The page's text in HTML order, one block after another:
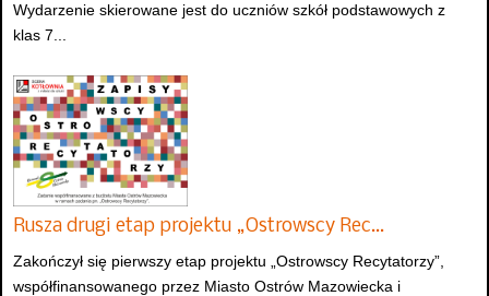
Wydarzenie skierowane jest do uczniów szkół podstawowych z
klas 7...
Rusza drugi etap projektu „Ostrowscy Rec…
Zakończył się pierwszy etap projektu „Ostrowscy Recytatorzy”,
współfinansowanego przez Miasto Ostrów Mazowiecka i